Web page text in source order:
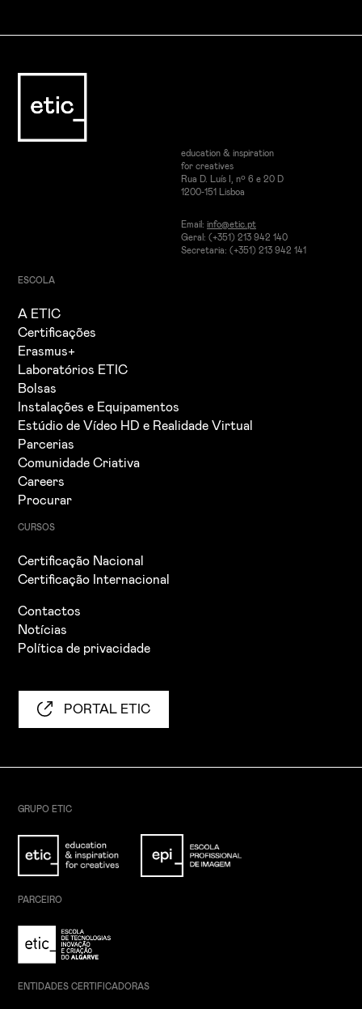
education & inspiration
for creatives
Rua D. Luís I, nº 6 e 20 D
1200-151 Lisboa
Email: info@etic.pt
Geral: (+351) 213 942 140
Secretaria: (+351) 213 942 141
ESCOLA
A ETIC
Certificações
Erasmus+
Laboratórios ETIC
Bolsas
Instalações e Equipamentos
Estúdio de Vídeo HD e Realidade Virtual
Parcerias
Comunidade Criativa
Careers
Procurar
CURSOS
Certificação Nacional
Certificação Internacional
Contactos
Notícias
Política de privacidade
PORTAL ETIC
GRUPO ETIC
PARCEIRO
ENTIDADES CERTIFICADORAS